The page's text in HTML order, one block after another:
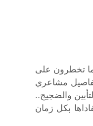
تخطرون على
مشاعري
والضجيج..
بكل زمان